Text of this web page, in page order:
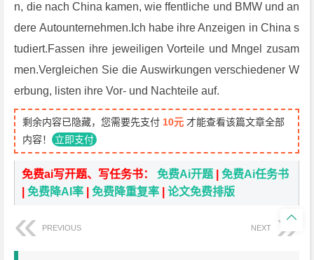
n, die nach China kamen, wie ffentliche und BMW und an
dere Autounternehmen.Ich habe ihre Anzeigen in China s
tudiert.Fassen ihre jeweiligen Vorteile und Mngel zusam
men.Vergleichen Sie die Auswirkungen verschiedener W
erbung, listen ihre Vor- und Nachteile auf.
剩余内容已隐藏，您需要先支付 10元 才能查看该篇文章全部
内容！ 立即支付
免费ai写开题、写任务书：免费Ai开题 |免费Ai任务书
|免费降AI率 |免费降重复率 |论文免费排版
PREVIOUS NEXT
